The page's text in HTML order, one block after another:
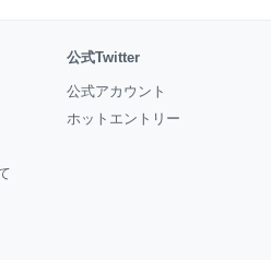
公式Twitter
公式アカウント
ホットエントリー